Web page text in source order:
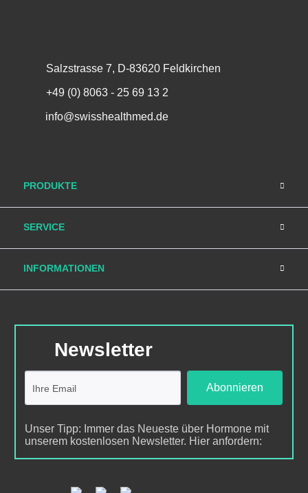
Salzstrasse 7, D-83620 Feldkirchen
+49 (0) 8063 - 25 69 13 2
info@swisshealthmed.de
PRODUKTE
SERVICE
INFORMATIONEN
Newsletter
Abonnieren
Unser Tipp: Immer das Neueste über Hormone mit
unserem kostenlosen Newsletter. Hier anfordern: